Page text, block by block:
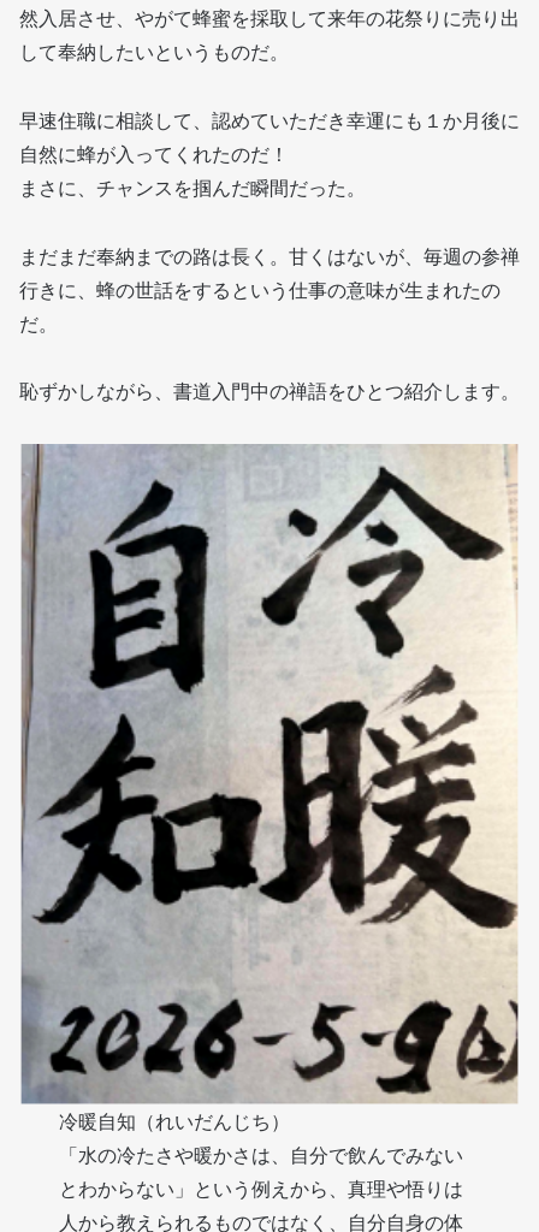
然入居させ、やがて蜂蜜を採取して来年の花祭りに売り出
して奉納したいというものだ。
早速住職に相談して、認めていただき幸運にも１か月後に
自然に蜂が入ってくれたのだ！
まさに、チャンスを掴んだ瞬間だった。
まだまだ奉納までの路は長く。甘くはないが、毎週の参禅
行きに、蜂の世話をするという仕事の意味が生まれたの
だ。
恥ずかしながら、書道入門中の禅語をひとつ紹介します。
冷暖自知（れいだんじち）
「水の冷たさや暖かさは、自分で飲んでみない
とわからない」という例えから、真理や悟りは
人から教えられるものではなく、自分自身の体